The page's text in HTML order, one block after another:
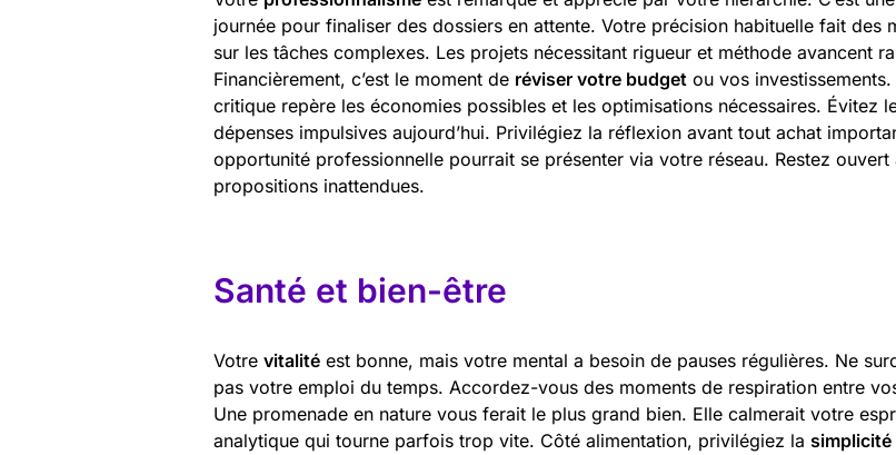
journée pour finaliser des dossiers en attente. Votre précision habituelle fait des
sur les tâches complexes. Les projets nécessitant rigueur et méthode avancent
Financièrement, c’est le moment de réviser votre budget ou vos
critique repère les économies possibles et les optimisations nécessaires. Évitez
dépenses impulsives aujourd’hui. Privilégiez la réflexion avant tout achat
opportunité professionnelle pourrait se présenter via votre réseau. Restez ouvert
propositions inattendues.
Santé et bien-être
Votre vitalité est bonne, mais votre mental a besoin de pauses régulières. Ne
pas votre emploi du temps. Accordez-vous des moments de respiration entre
Une promenade en nature vous ferait le plus grand bien. Elle calmerait votre
analytique qui tourne parfois trop vite. Côté alimentation, privilégiez la simplicité